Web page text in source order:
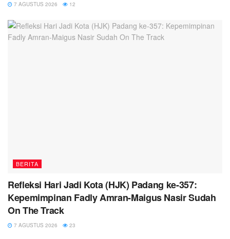
7 AGUSTUS 2026 12
BERITA
Refleksi Hari Jadi Kota (HJK) Padang ke-357:
Kepemimpinan Fadly Amran-Maigus Nasir Sudah
On The Track
7 AGUSTUS 2026 23